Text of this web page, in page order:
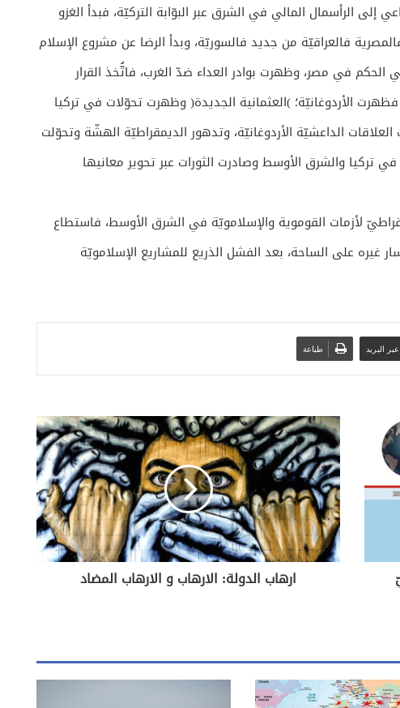
إلى الرأسمال المالي في الشرق عبر البوّابة التركيّة، فبدأ الغزو
فالعراقيّة من جديد فالسوريّة، وبدأ الرضا عن مشروع الإسلام
في مصر، وظهرت بوادر العداء ضدّ الغرب، فاتُّخذ القرار
الأردوغانيّة؛ )العثمانية الجديدة( وظهرت تحوّلات في تركيا
العلاقات الداعشيّة الأردوغانيّة، وتدهور الديمقراطيّة الهشّة وتحوّلت
تركيا والشرق الأوسط وصادرت الثورات عبر تحوير معانيها
لأزمات القوموية والإسلامويّة في الشرق الأوسط، فاستطاع
على الساحة، بعد الفشل الذريع للمشاريع الإسلامويّة
البريد طباعة
ارهاب الدولة: الارهاب و الارهاب المضاد